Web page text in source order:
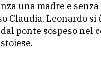
una madre e
Claudia, Leonardo si
ponte sospeso nel